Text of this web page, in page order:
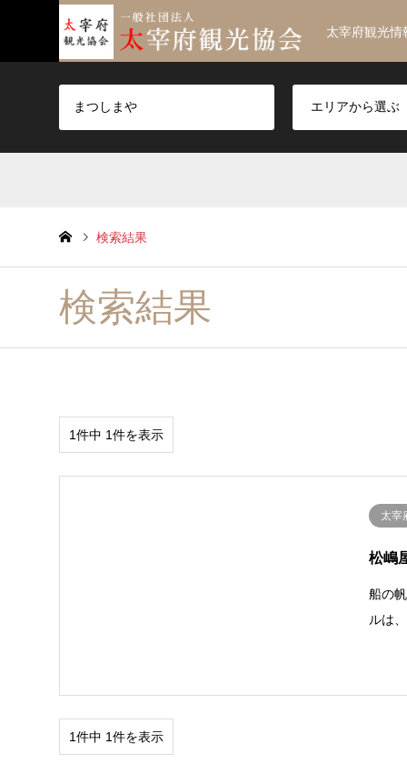
太宰府観光情
検索結果
検索結果
1件中 1件を表示
太宰
松嶋
船の
ルは
1件中 1件を表示